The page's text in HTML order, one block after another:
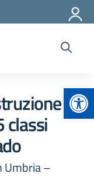
in
classi
Umbria –